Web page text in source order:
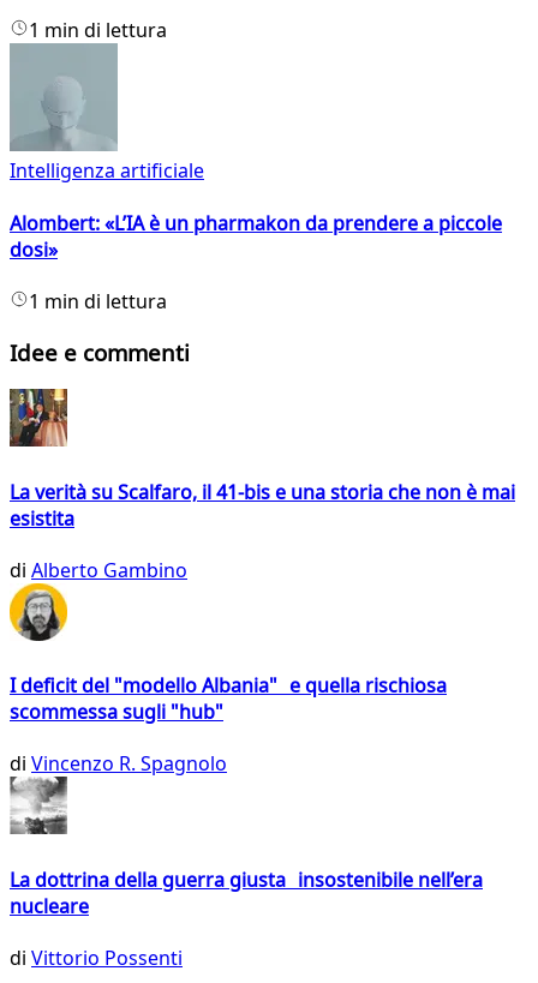
1 min di lettura
Intelligenza artificiale
Alombert: «L’IA è un pharmakon da prendere a piccole
dosi»
1 min di lettura
Idee e commenti
La verità su Scalfaro, il 41-bis e una storia che non è mai
esistita
di Alberto Gambino
I deficit del "modello Albania" e quella rischiosa
scommessa sugli "hub"
di Vincenzo R. Spagnolo
La dottrina della guerra giusta insostenibile nell’era
nucleare
di Vittorio Possenti